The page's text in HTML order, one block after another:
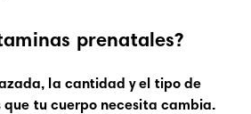
prenatales?
la cantidad y el tipo de
que tu cuerpo necesita cambia.